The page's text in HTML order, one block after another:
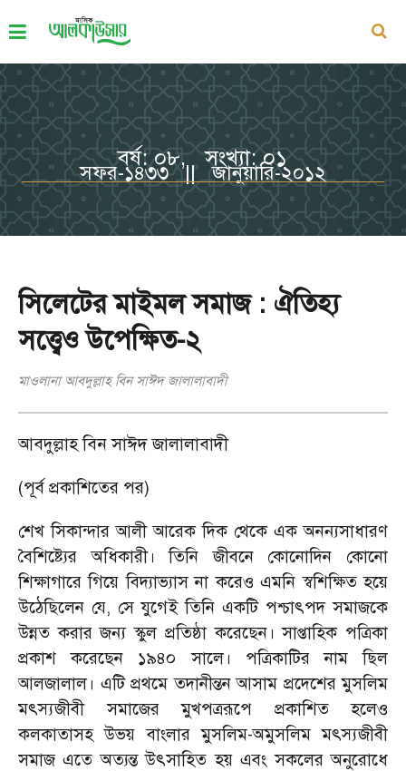
বর্ষ: ০৮, সংখ্যা: ০১
সফর-১৪৩৩ || জানুয়ারি-২০১২
সিলেটের মাইমল সমাজ : ঐতিহ্য
সত্ত্বেও উপেক্ষিত-২
মাওলানা আবদুল্লাহ বিন সাঈদ জালালাবাদী
আবদুল্লাহ বিন সাঈদ জালালাবাদী
(পূর্ব প্রকাশিতের পর)
শেখ সিকান্দার আলী আরেক দিক থেকে এক অনন্যসাধারণ
বৈশিষ্ট্যের অধিকারী। তিনি জীবনে কোনোদিন কোনো
শিক্ষাগারে গিয়ে বিদ্যাভ্যাস না করেও এমনি স্বশিক্ষিত হয়ে
উঠেছিলেন যে, সে যুগেই তিনি একটি পশ্চাৎপদ সমাজকে
উন্নত করার জন্য স্কুল প্রতিষ্ঠা করেছেন। সাপ্তাহিক পত্রিকা
প্রকাশ করেছেন ১৯৪০ সালে। পত্রিকাটির নাম ছিল
আলজালাল। এটি প্রথমে তদানীন্তন আসাম প্রদেশের মুসলিম
মৎস্যজীবী সমাজের মুখপত্ররূপে প্রকাশিত হলেও
কলকাতাসহ উভয় বাংলার মুসলিম-অমুসলিম মৎস্যজীবী
সমাজ এতে অত্যন্ত উৎসাহিত হয় এবং সকলের অনুরোধে